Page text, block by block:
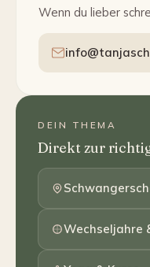
Wenn du lieber
DEIN THEMA
Direkt zur
Wechseljahre